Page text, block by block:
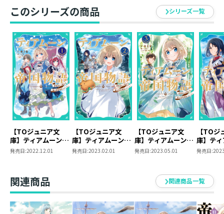
U35（ウミコ）
島根県出身／神奈川県在住。
書籍・漫画・キャラクターデザインなどで活動中。
夏の季節と少年少女が好き。
このシリーズの商品 シリーズ一覧
【TOジュニア文
庫】ティアムーン帝
国物語1～断頭台か
発売日:2022.12.01
【TOジュニア文
庫】ティアムーン帝
国物語2～断頭台か
発売日:2023.02.01
【TOジュニア文
庫】ティアムーン帝
国物語3～断頭台か
発売日:2023.05.01
【TOジ
庫】テ
国物語4
発売日:
関連商品 関連商品一覧